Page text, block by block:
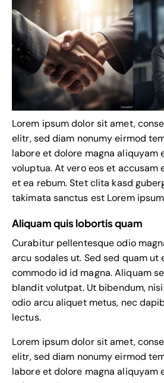
Lorem ipsum dolor sit amet,
elitr, sed diam nonumy eirmod
labore et dolore magna aliquyam
voluptua. At vero eos et accusam
et ea rebum. Stet clita kasd
takimata sanctus est Lorem
Aliquam quis lobortis quam
Curabitur pellentesque odio
arcu sodales ut. Sed sed quam ut
commodo id id magna. Aliquam
blandit volutpat. Ut bibendum,
odio arcu aliquet metus, nec
lectus.
Lorem ipsum dolor sit amet,
elitr, sed diam nonumy eirmod
labore et dolore magna aliquyam